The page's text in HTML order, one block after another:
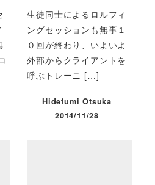
生徒同士によるロルフィ
ングセッションも無事１
０回が終わり、いよいよ
外部からクライアントを
呼ぶトレーニ […]
Hidefumi Otsuka
投稿日
2014/11/28